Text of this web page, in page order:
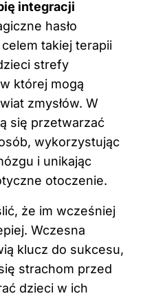
integracji
hasło
takiej terapii
strefy
której mogą
zmysłów. W
się przetwarzać
wykorzystując
i unikając
otoczenie.
że im wcześniej
Wczesna
klucz do sukcesu,
strachom przed
dzieci w ich